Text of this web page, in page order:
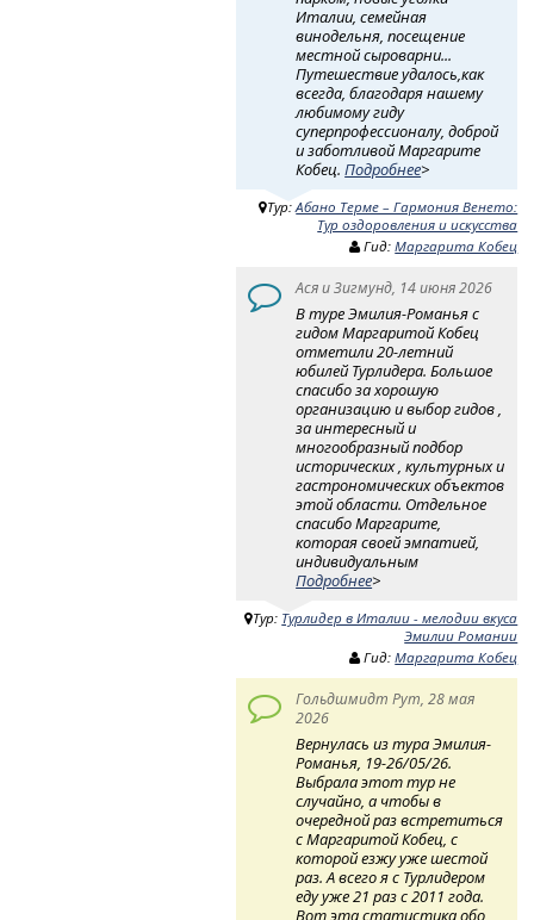
Италии, семейная
винодельня, посещение
местной сыроварни...
Путешествие удалось,как
всегда, благодаря нашему
любимому гиду
суперпрофессионалу, доброй
и заботливой Маргарите
Кобец.Подробнее>
Тур:Абано Терме – Гармония Венето:
Тур оздоровления и искусства
Гид:Маргарита Кобец
Ася и Зигмунд, 14 июня 2026
В туре Эмилия-Романья с
гидом Маргаритой Кобец
отметили 20-летний
юбилей Турлидера. Большое
спасибо за хорошую
организацию и выбор гидов ,
за интересный и
многообразный подбор
исторических , культурных и
гастрономических объектов
этой области. Отдельное
спасибо Маргарите,
которая своей эмпатией,
индивидуальным
Подробнее>
Тур: Турлидер в Италии - мелодии вкуса
Эмилии Романии
Гид:Маргарита Кобец
Гольдшмидт Рут, 28 мая
2026
Вернулась из тура Эмилия-
Романья, 19-26/05/26.
Выбрала этот тур не
случайно, а чтобы в
очередной раз встретиться
с Маргаритой Кобец, с
которой езжу уже шестой
раз. А всего я с Турлидером
еду уже 21 раз с 2011 года.
Вот эта статистика обо